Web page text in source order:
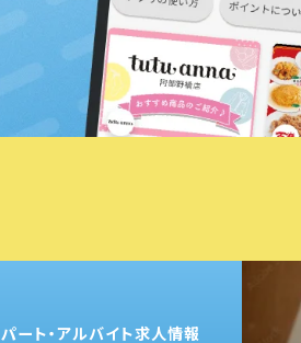
パート・アルバイト求人情報